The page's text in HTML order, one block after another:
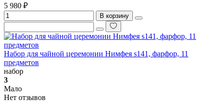
5 980 ₽
В корзину
Набор для чайной церемонии Нимфея s141, фарфор, 11
предметов
набор
3
Мало
Нет отзывов